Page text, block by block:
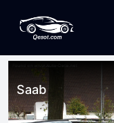
Saab